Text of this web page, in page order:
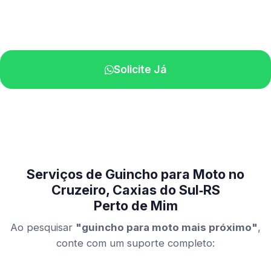
Solicite Já
Serviços de Guincho para Moto no
Cruzeiro, Caxias do Sul‑RS
Perto de Mim
Ao pesquisar "guincho para moto mais próximo",
conte com um suporte completo: